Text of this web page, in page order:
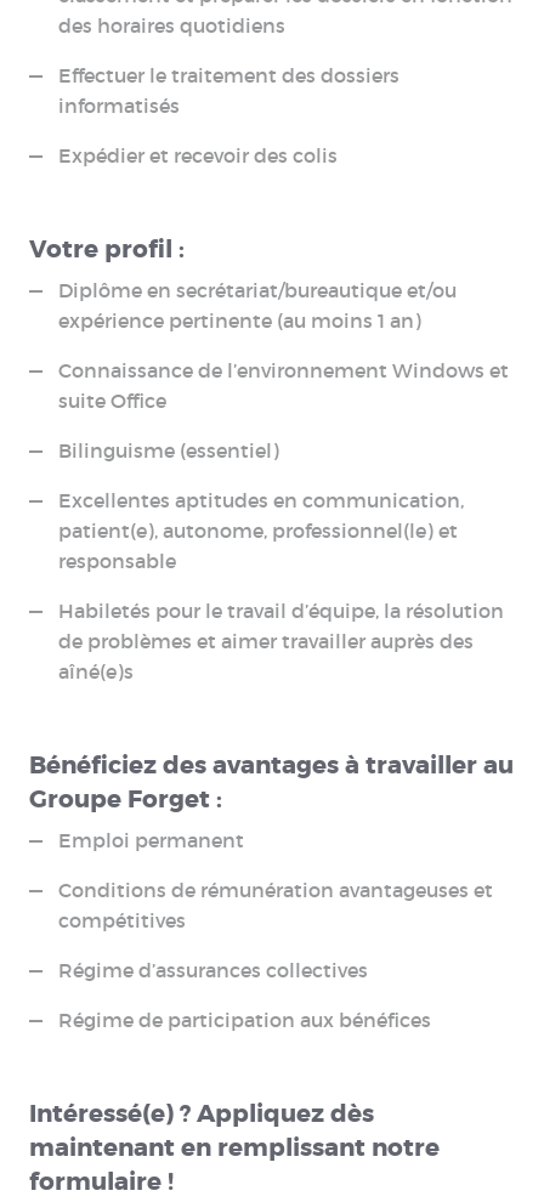
des horaires quotidiens
Effectuer le traitement des dossiers
informatisés
Expédier et recevoir des colis
Votre profil :
Diplôme en secrétariat/bureautique et/ou
expérience pertinente (au moins 1 an)
Connaissance de l’environnement Windows et
suite Office
Bilinguisme (essentiel)
Excellentes aptitudes en communication,
patient(e), autonome, professionnel(le) et
responsable
Habiletés pour le travail d’équipe, la résolution
de problèmes et aimer travailler auprès des
aîné(e)s
Bénéficiez des avantages à travailler au
Groupe Forget :
Emploi permanent
Conditions de rémunération avantageuses et
compétitives
Régime d’assurances collectives
Régime de participation aux bénéfices
Intéressé(e) ? Appliquez dès
maintenant en remplissant notre
formulaire !